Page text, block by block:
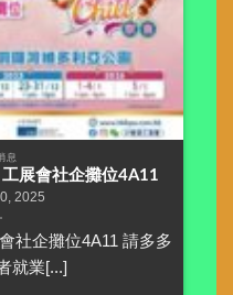
息
展會社企攤位4A11
2025
社企攤位4A11 請多多
就業[...]